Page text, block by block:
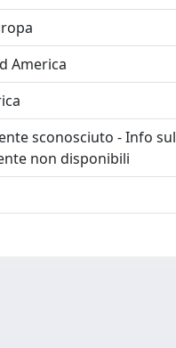
America
sconosciuto - Info sul
non disponibili